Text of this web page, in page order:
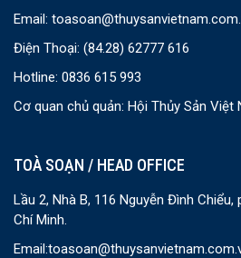
Email:
Điện Thoại: (84.28) 62777 616
Hotline: 0836 615 993
Cơ quan chủ quản: Hội Thủy Sản Việt
TOÀ SOẠN / HEAD OFFICE
Lầu 2, Nhà B, 116 Nguyễn Đình Chiểu,
Chí Minh.
Email: